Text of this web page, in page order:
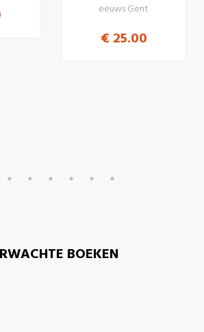
eeuws Gent
€ 25.00
BOEKEN